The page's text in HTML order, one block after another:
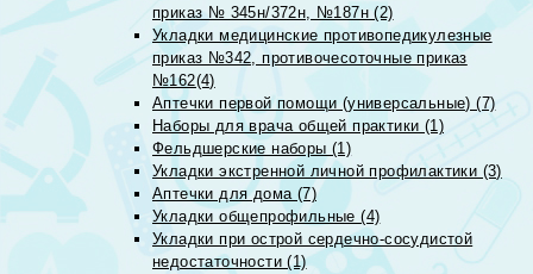
приказ № 345н/372н, №187н (2)
Укладки медицинские противопедикулезные
приказ №342, противочесоточные приказ
№162(4)
Аптечки первой помощи (универсальные) (7)
Наборы для врача общей практики (1)
Фельдшерские наборы (1)
Укладки экстренной личной профилактики (3)
Аптечки для дома (7)
Укладки общепрофильные (4)
Укладки при острой сердечно-сосудистой
недостаточности (1)